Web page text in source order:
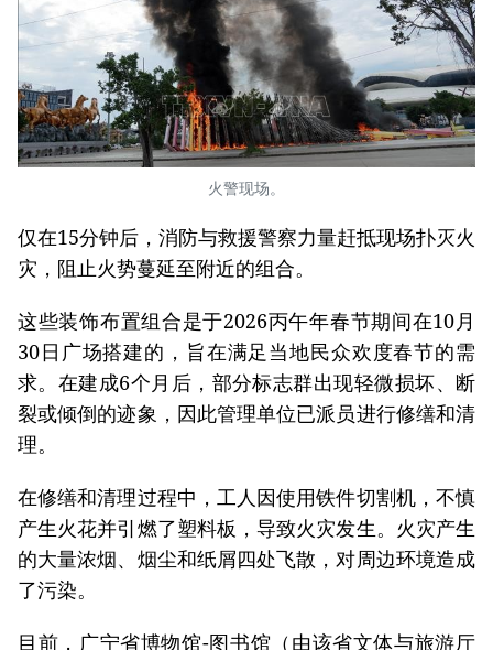
火警现场。
仅在15分钟后，消防与救援警察力量赶抵现场扑灭火
灾，阻止火势蔓延至附近的组合。
这些装饰布置组合是于2026丙午年春节期间在10月
30日广场搭建的，旨在满足当地民众欢度春节的需
求。在建成6个月后，部分标志群出现轻微损坏、断
裂或倾倒的迹象，因此管理单位已派员进行修缮和清
理。
在修缮和清理过程中，工人因使用铁件切割机，不慎
产生火花并引燃了塑料板，导致火灾发生。火灾产生
的大量浓烟、烟尘和纸屑四处飞散，对周边环境造成
了污染。
目前，广宁省博物馆-图书馆（由该省文体与旅游厅